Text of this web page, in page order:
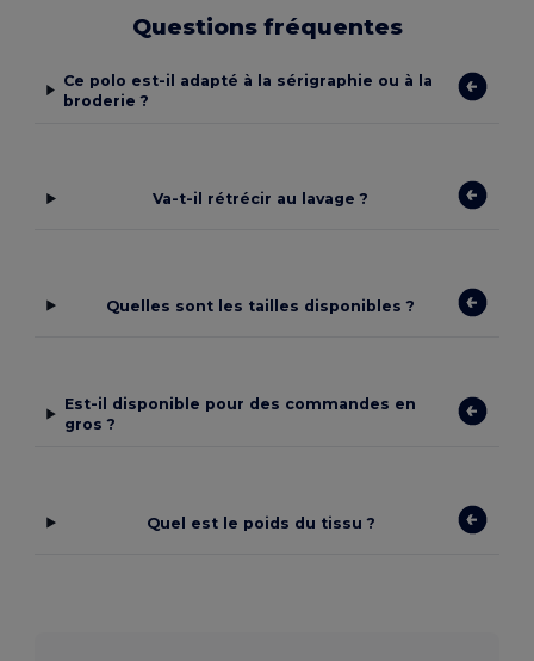
Questions fréquentes
Ce polo est-il adapté à la sérigraphie ou à la
broderie ?
Va-t-il rétrécir au lavage ?
Quelles sont les tailles disponibles ?
Est-il disponible pour des commandes en
gros ?
Quel est le poids du tissu ?